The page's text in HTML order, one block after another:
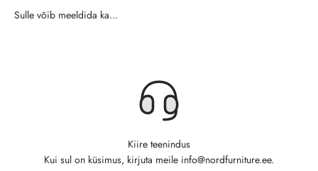
Kiire teenindus
Kui sul on küsimus, kirjuta meile info@nordfurniture.ee.